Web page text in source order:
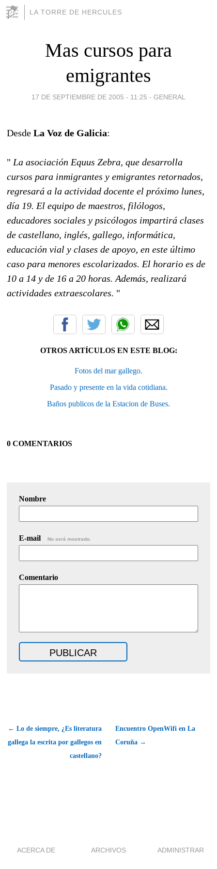
LA TORRE DE HERCULES
Mas cursos para
emigrantes
17 DE SEPTIEMBRE DE 2005 - 11:25 - GENERAL
Desde La Voz de Galicia:
" La asociación Equus Zebra, que desarrolla
cursos para inmigrantes y emigrantes retornados,
regresará a la actividad docente el próximo lunes,
día 19. El equipo de maestros, filólogos,
educadores sociales y psicólogos impartirá clases
de castellano, inglés, gallego, informática,
educación vial y clases de apoyo, en este último
caso para menores escolarizados. El horario es de
10 a 14 y de 16 a 20 horas. Además, realizará
actividades extraescolares. "
OTROS ARTÍCULOS EN ESTE BLOG:
Fotos del mar gallego.
Pasado y presente en la vida cotidiana.
Baños publicos de la Estacion de Buses.
0 COMENTARIOS
Nombre
E-mail No será mostrado.
Comentario
← Lo de siempre, ¿Es literatura
gallega la escrita por gallegos en
castellano?
Encuentro OpenWifi en La
Coruña →
ACERCA DE ARCHIVOS ADMINISTRAR